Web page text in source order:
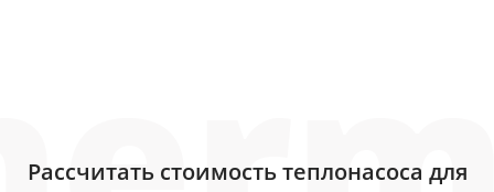
Рассчитать стоимость теплонасоса для